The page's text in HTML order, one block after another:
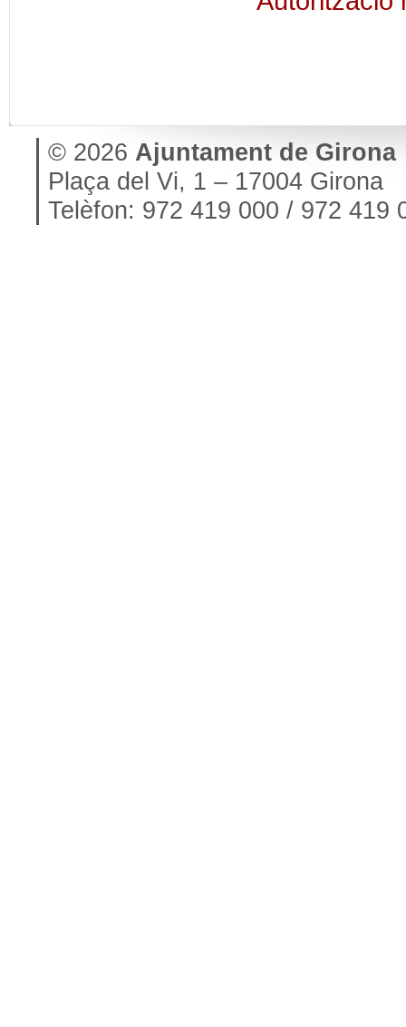
© 2026 Ajuntament de Girona
Plaça del Vi, 1 – 17004 Girona
Telèfon: 972 419 000 / 972 419